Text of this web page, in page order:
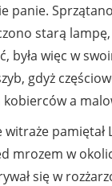
panie.
starą
była więc w
gdyż
a
witraże
mrozem w
się w